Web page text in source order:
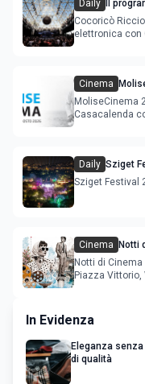
Daily
Il
agosto
Cocoricò
elettronica con
Cinema
MoliseCinema
Casacalenda
Daily Sziget
Sziget Festival
Cinema
Notti
Notti di
Piazza Vittorio,
In Evidenza
Eleganza
di qualità